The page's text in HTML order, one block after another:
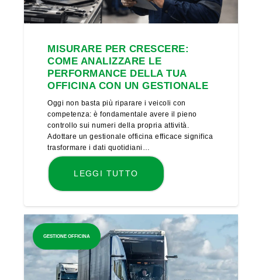
MISURARE PER CRESCERE:
COME ANALIZZARE LE
PERFORMANCE DELLA TUA
OFFICINA CON UN GESTIONALE
Oggi non basta più riparare i veicoli con
competenza: è fondamentale avere il pieno
controllo sui numeri della propria attività.
Adottare un gestionale officina efficace significa
trasformare i dati quotidiani…
LEGGI TUTTO
GESTIONE OFFICINA